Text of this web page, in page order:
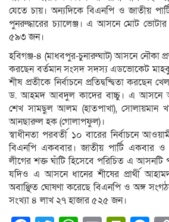
যেতে চায়। অন্যদিকে বিএনপি ও জাতীয়
পুনরুদ্ধারের চ্যালেঞ্জ। এ আসনে মোট
৫৯৩ জন।
হবিগঞ্জ-৪ (মাধবপুর-চুনারুঘাট) আসনে নৌকা
করছেন বর্তমান সংসদ সদস্য এডভোকেট
শীষ প্রতীকে নির্বাচনে প্রতিদ্বন্দ্বিতা
ড. আহমদ আবদুল কাদের বাচ্চু। এ আসনে
শেখ সামছুল আলম (হাতপাখা), সোলায়মান
আনছারুল হক (গোলাপফুল)।
স্বাধীনতা পরবর্তী ১০ বারের নির্বাচনে
বিএনপি একববার। জাতীয় পার্টি একবার ও
লীগের শক্ত ঘাঁটি হিসেবে পরিচিত এ আসনটি
যদিও এ আসনে ধানের শীষের প্রার্থী
অবাঞ্ছিত ঘোষণা করেছে বিএনপি ও অঙ্গ
সংখ্যা ৪ লাখ ২৭ হাজার ৫২৫ জন।